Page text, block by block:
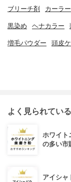
ブリーチ剤 カーラー
黒染め ヘナカラー
増毛パウダー 頭皮
よく見られてい
ホワイト
の多い市
アイシャ